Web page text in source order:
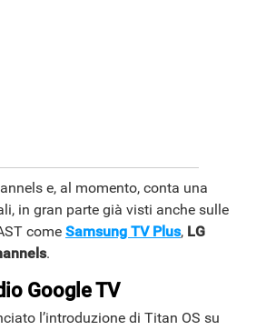
e, al momento, conta una
in gran parte già visti anche sulle
come Samsung TV Plus, LG
.
Google TV
l’introduzione di Titan OS su